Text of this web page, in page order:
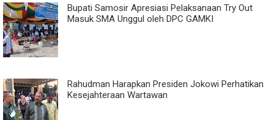
Bupati Samosir Apresiasi Pelaksanaan Try Out
Masuk SMA Unggul oleh DPC GAMKI
Rahudman Harapkan Presiden Jokowi Perhatikan
Kesejahteraan Wartawan